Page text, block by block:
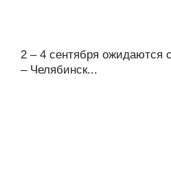
2 – 4 сентября
– Челябинск...